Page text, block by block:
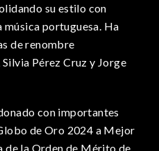
su estilo con
música portuguesa. Ha
de renombre
Pérez Cruz y Jorge
con importantes
de Oro 2024 a Mejor
de la Orden de Mérito de